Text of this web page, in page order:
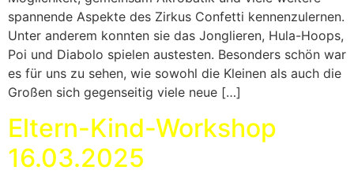
spannende Aspekte des Zirkus Confetti kennenzulernen.
Unter anderem konnten sie das Jonglieren, Hula-Hoops,
Poi und Diabolo spielen austesten. Besonders schön war
es für uns zu sehen, wie sowohl die Kleinen als auch die
Großen sich gegenseitig viele neue […]
Eltern-Kind-Workshop
16.03.2025